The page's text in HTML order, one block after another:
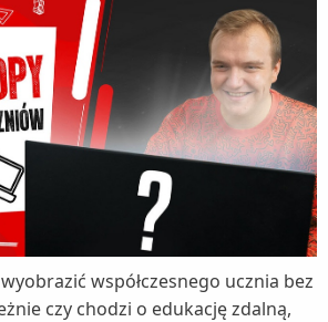
mniejszego laptopa - HP 14s-
graficzną do 3000 zł - HP Pavilion
ekranu dotykowego - Microsoft
3 13.5
współczesnego ucznia bez
czy chodzi o edukację zdalną,